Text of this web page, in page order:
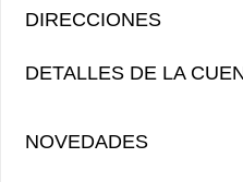
DIRECCIONES
DETALLES DE LA
NOVEDADES